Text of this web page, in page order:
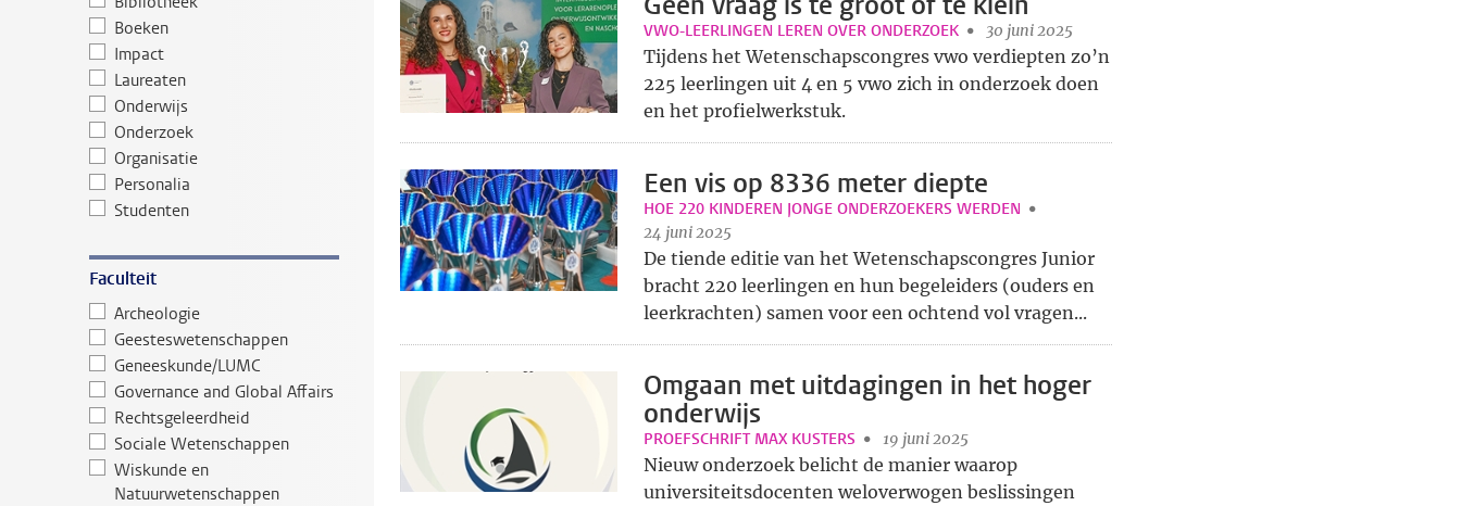
Boeken
Impact
Laureaten
Onderwijs
Onderzoek
Organisatie
Personalia
Studenten
Faculteit
Archeologie
Geesteswetenschappen
Geneeskunde/LUMC
Governance and Global Affairs
Rechtsgeleerdheid
Sociale Wetenschappen
Wiskunde en
Natuurwetenschappen
VWO-LEERLINGEN LEREN OVER ONDERZOEK 30 juni 2025
Tijdens het Wetenschapscongres vwo verdiepten zo’n
225 leerlingen uit 4 en 5 vwo zich in onderzoek doen
en het profielwerkstuk.
Een vis op 8336 meter diepte
HOE 220 KINDEREN JONGE ONDERZOEKERS WERDEN
24 juni 2025
De tiende editie van het Wetenschapscongres Junior
bracht 220 leerlingen en hun begeleiders (ouders en
leerkrachten) samen voor een ochtend vol vragen...
Omgaan met uitdagingen in het hoger
onderwijs
PROEFSCHRIFT MAX KUSTERS 19 juni 2025
Nieuw onderzoek belicht de manier waarop
universiteitsdocenten weloverwogen beslissingen